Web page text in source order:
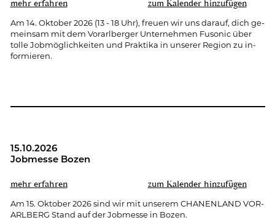
mehr er­fah­ren zum Ka­len­der hin­zu­fü­gen
Am 14. Ok­to­ber 2026 (13 - 18 Uhr), freu­en wir uns dar­auf, dich ge­
mein­sam mit dem Vor­arl­ber­ger Un­ter­neh­men Fu­so­nic über
tolle Job­mög­lich­kei­ten und Prak­ti­ka in un­se­rer Re­gi­on zu in­
for­mie­ren.
15.10.2026
Job­mes­se Bozen
mehr er­fah­ren zum Ka­len­der hin­zu­fü­gen
Am 15. Ok­to­ber 2026 sind wir mit un­se­rem CHA­NEN­LAND VOR­
ARL­BERG Stand auf der Job­mes­se in Bozen.